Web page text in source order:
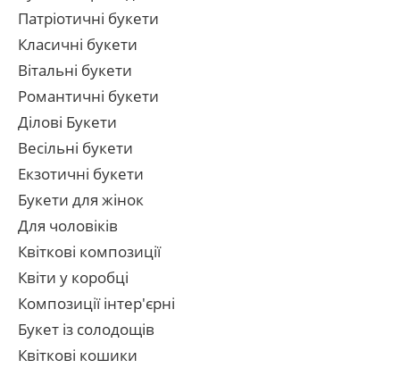
Патріотичні букети
Класичні букети
Вітальні букети
Романтичні букети
Ділові Букети
Весільні букети
Екзотичні букети
Букети для жінок
Для чоловіків
Квіткові композиції
Квіти у коробці
Композиції інтер'єрні
Букет із солодощів
Квіткові кошики